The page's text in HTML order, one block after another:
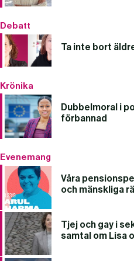
Debatt
Ta inte bort
Krönika
Dubbelmoral i
förbannad
Evenemang
Våra
och mänskliga
Tjej och gay i
samtal om Lisa